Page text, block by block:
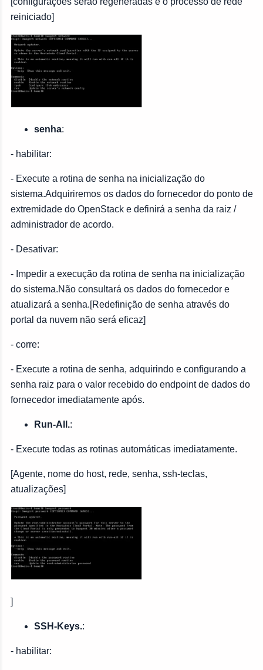
reiniciado]
senha:
- habilitar:
- Execute a rotina de senha na inicialização do
sistema.Adquiriremos os dados do fornecedor do ponto de
extremidade do OpenStack e definirá a senha da raiz /
administrador de acordo.
- Desativar:
- Impedir a execução da rotina de senha na inicialização
do sistema.Não consultará os dados do fornecedor e
atualizará a senha.[Redefinição de senha através do
portal da nuvem não será eficaz]
- corre:
- Execute a rotina de senha, adquirindo e configurando a
senha raiz para o valor recebido do endpoint de dados do
fornecedor imediatamente após.
Run-All.:
- Execute todas as rotinas automáticas imediatamente.
[Agente, nome do host, rede, senha, ssh-teclas,
atualizações]
]
SSH-Keys.:
- habilitar: